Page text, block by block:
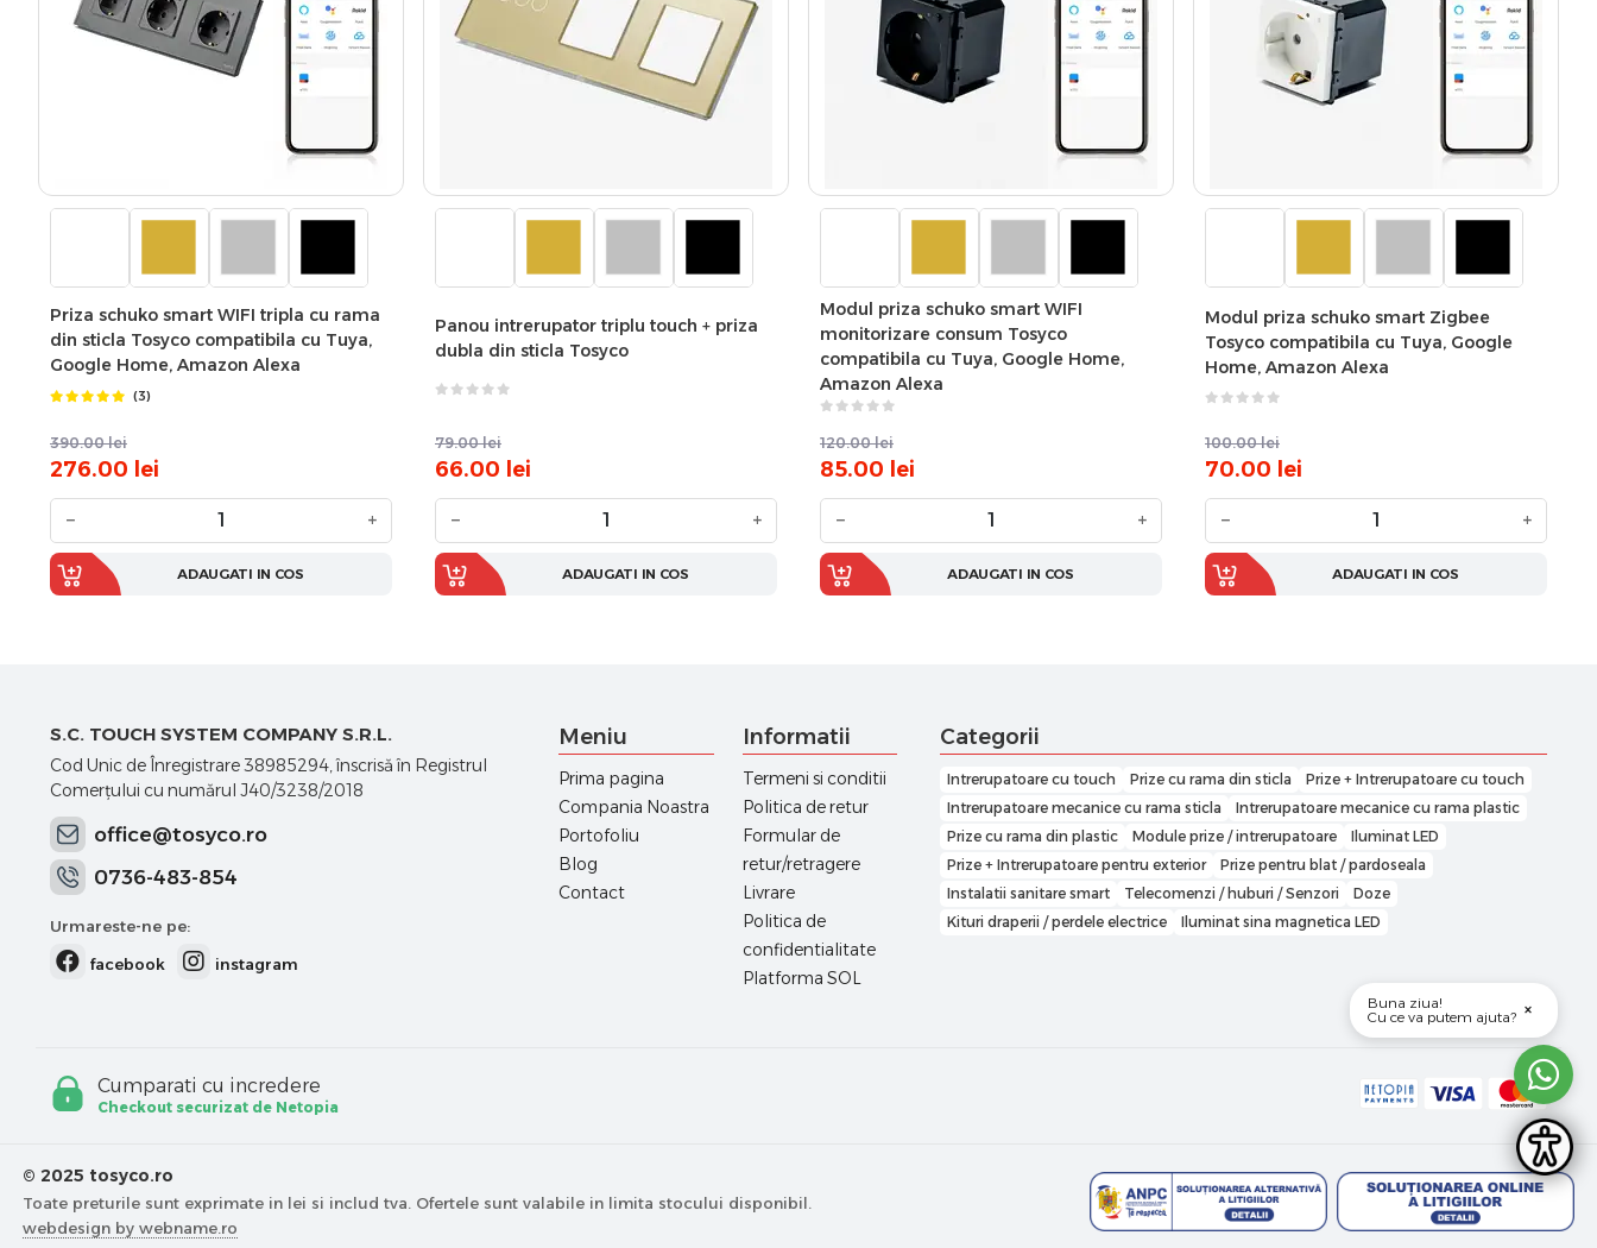
Priza schuko smart WIFI tripla cu rama
din sticla Tosyco compatibila cu Tuya,
Google Home, Amazon Alexa
(3)
390.00 lei
276.00 lei
− +
ADAUGATI IN COS
Panou intrerupator triplu touch + priza
dubla din sticla Tosyco
79.00 lei
66.00 lei
− +
ADAUGATI IN COS
Modul priza schuko smart WIFI
monitorizare consum Tosyco
compatibila cu Tuya, Google Home,
Amazon Alexa
120.00 lei
85.00 lei
− +
ADAUGATI IN COS
Modul priza schuko smart Zigbee
Tosyco compatibila cu Tuya, Google
Home, Amazon Alexa
100.00 lei
70.00 lei
− +
ADAUGATI IN COS
S.C. TOUCH SYSTEM COMPANY S.R.L.
Cod Unic de Înregistrare 38985294, înscrisă în Registrul
Comerţului cu numărul J40/3238/2018
office@tosyco.ro
0736-483-854
Urmareste-ne pe:
facebook
instagram
Meniu
Prima pagina
Compania Noastra
Portofoliu
Blog
Contact
Informatii
Termeni si conditii
Politica de retur
Formular de
retur/retragere
Livrare
Politica de
confidentialitate
Platforma SOL
Categorii
Intrerupatoare cu touch Prize cu rama din sticla
Prize + Intrerupatoare cu touch
Intrerupatoare mecanice cu rama sticla
Intrerupatoare mecanice cu rama plastic
Prize cu rama din plastic
Module prize / intrerupatoare
Iluminat LED
Prize + Intrerupatoare pentru exterior
Prize pentru blat / pardoseala
Instalatii sanitare smart
Telecomenzi / huburi / Senzori
Doze
Kituri draperii / perdele electrice
Iluminat sina magnetica LED
Cumparati cu incredere
Checkout securizat de Netopia
© 2025 tosyco.ro
Toate preturile sunt exprimate in lei si includ tva. Ofertele sunt valabile in limita stocului disponibil.
webdesign by webname.ro
Buna ziua!
Cu ce va putem ajuta? ×